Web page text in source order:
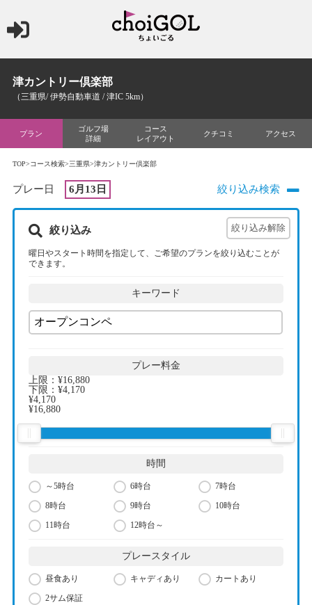
津カントリー倶楽部
（三重県/ 伊勢自動車道 / 津IC 5km）
プラン
ゴルフ場
詳細
コース
レイアウト
クチコミ アクセス
TOP>コース検索>三重県>津カントリー倶楽部
プレー日 6月13日 絞り込み検索
絞り込み
曜日やスタート時間を指定して、ご希望のプランを絞り込むことが
できます。
キーワード
プレー料金
上限： ¥16,880
下限： ¥4,170
¥4,170
¥16,880
時間
～5時台 6時台
7時台
8時台
9時台
10時台
11時台
12時台～
プレースタイル
昼食あり キャディあり
カートあり
2サム保証